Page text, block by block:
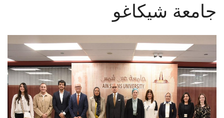
الأنظمة الذكية
الإعلام
تواصل معنا
جامعة شيكاغو